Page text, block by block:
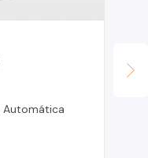
Automática